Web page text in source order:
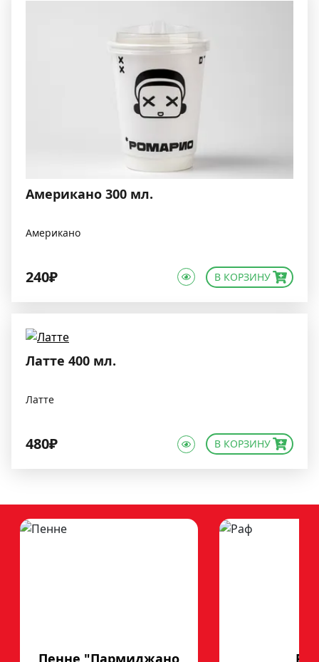
Американо 300 мл.
Американо
240₽ В КОРЗИНУ
Латте 400 мл.
Латте
480₽ В КОРЗИНУ